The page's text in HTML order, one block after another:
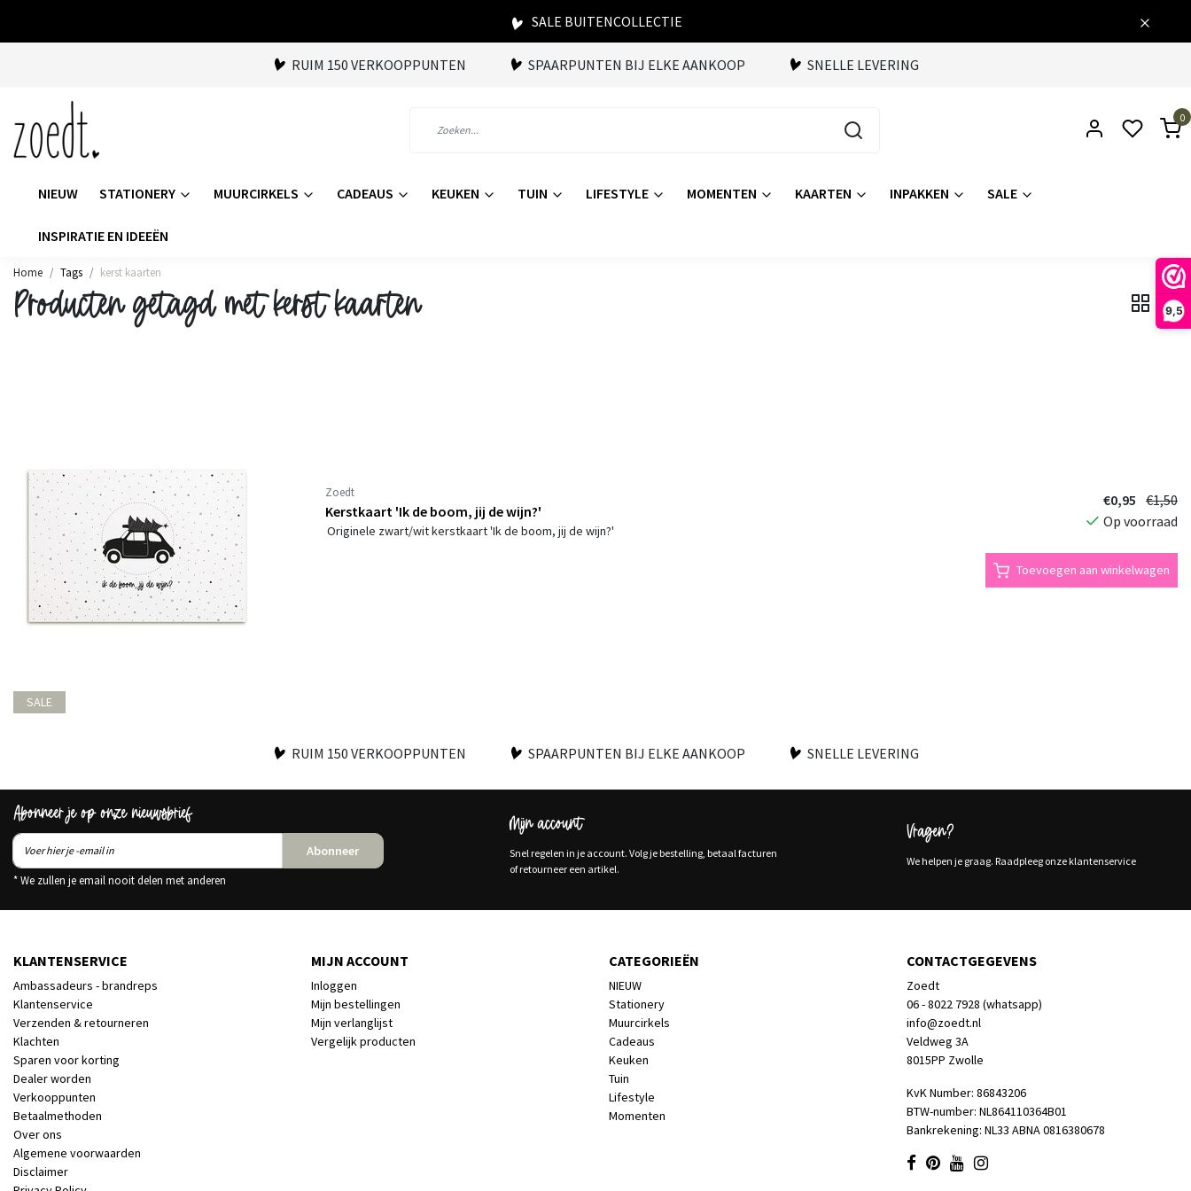
9,5
SALE BUITENCOLLECTIE
RUIM 150 VERKOOPPUNTEN SPAARPUNTEN BIJ ELKE AANKOOP SNELLE LEVERING
0
NIEUW STATIONERY MUURCIRKELS CADEAUS KEUKEN TUIN LIFESTYLE MOMENTEN KAARTEN INPAKKEN SALE
INSPIRATIE EN IDEEËN
Home Tags kerst kaarten
Producten getagd met kerst kaarten
SALE
Zoedt
Kerstkaart 'Ik de boom, jij de wijn?'
Originele zwart/wit kerstkaart 'Ik de boom, jij de wijn?'
€0,95 €1,50
Op voorraad
Toevoegen aan winkelwagen
RUIM 150 VERKOOPPUNTEN SPAARPUNTEN BIJ ELKE AANKOOP SNELLE LEVERING
Abonneer je op onze nieuwsbrief
Abonneer
* We zullen je email nooit delen met anderen
Mijn account
Snel regelen in je account. Volg je bestelling, betaal facturen
of retourneer een artikel.
Vragen?
We helpen je graag. Raadpleeg onze klantenservice
KLANTENSERVICE
Ambassadeurs - brandreps
Klantenservice
Verzenden & retourneren
Klachten
Sparen voor korting
Dealer worden
Verkooppunten
Betaalmethoden
Over ons
Algemene voorwaarden
Disclaimer
MIJN ACCOUNT
Inloggen
Mijn bestellingen
Mijn verlanglijst
Vergelijk producten
CATEGORIEËN
NIEUW
Stationery
Muurcirkels
Cadeaus
Keuken
Tuin
Lifestyle
Momenten
CONTACTGEGEVENS
Zoedt
06 - 8022 7928 (whatsapp)
info@zoedt.nl
Veldweg 3A
8015PP Zwolle
KvK Number: 86843206
BTW-number: NL864110364B01
Bankrekening: NL33 ABNA 0816380678